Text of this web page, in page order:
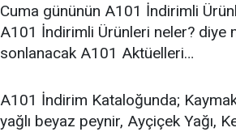
Cuma gününün A101 İndirimli
A101 İndirimli Ürünleri neler? diye
sonlanacak A101 Aktüelleri…
A101 İndirim Kataloğunda;
yağlı beyaz peynir, Ayçiçek Yağı,